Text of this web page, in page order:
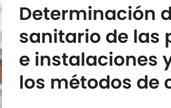
Determinación
sanitario de las
e instalaciones
los métodos de